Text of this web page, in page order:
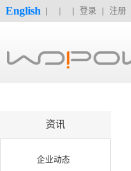
English 登录 注册
资讯
企业动态